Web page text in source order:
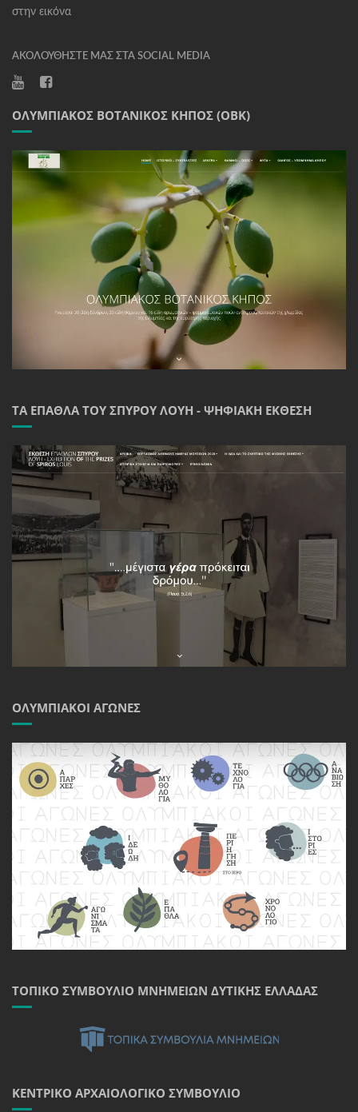
στην εικόνα
ΑΚΟΛΟΥΘΉΣΤΕ ΜΑΣ ΣΤΑ SOCIAL MEDIA
ΟΛΥΜΠΙΑΚΌΣ ΒΟΤΑΝΙΚΌΣ ΚΉΠΟΣ (ΟΒΚ)
ΤΑ ΈΠΑΘΛΑ ΤΟΥ ΣΠΎΡΟΥ ΛΟΎΗ - ΨΗΦΙΑΚΉ ΈΚΘΕΣΗ
ΟΛΥΜΠΙΑΚΟΊ ΑΓΏΝΕΣ
ΤΟΠΙΚΌ ΣΥΜΒΟΎΛΙΟ ΜΝΗΜΕΊΩΝ ΔΥΤΙΚΉΣ ΕΛΛΆΔΑΣ
ΚΕΝΤΡΙΚΌ ΑΡΧΑΙΟΛΟΓΙΚΌ ΣΥΜΒΟΎΛΙΟ